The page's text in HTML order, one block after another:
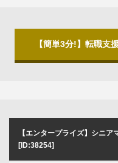
【簡単3分!】転職支
【エンタープライズ】シニ
[ID:38254]